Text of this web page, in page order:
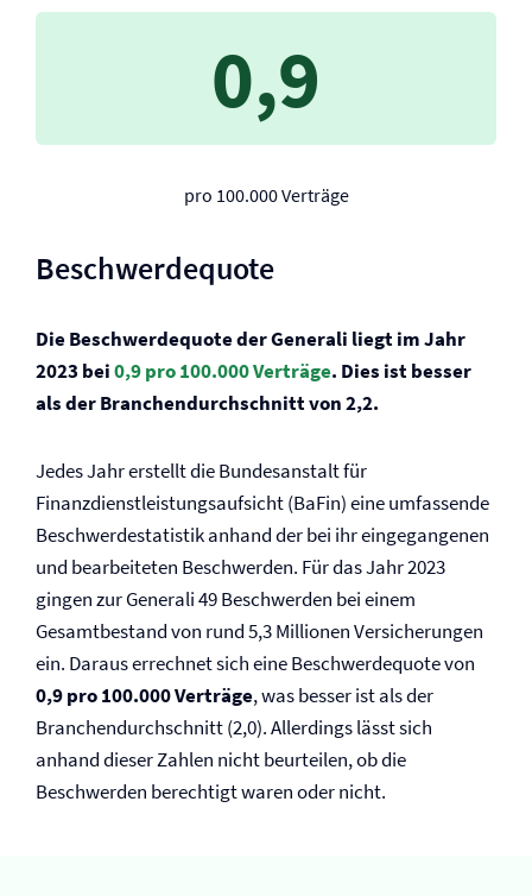
0,9
pro 100.000 Verträge
Beschwerdequote
Die Beschwerdequote der Generali liegt im Jahr
2023 bei0,9 pro 100.000 Verträge. Dies ist besser
als der Branchendurchschnitt von 2,2.
Jedes Jahr erstellt die Bundesanstalt für
Finanzdienstleistungsaufsicht (BaFin) eine umfassende
Beschwerdestatistik anhand der bei ihr eingegangenen
und bearbeiteten Beschwerden. Für das Jahr 2023
gingen zur Generali 49 Beschwerden bei einem
Gesamtbestand von rund 5,3 Millionen Versicherungen
ein. Daraus errechnet sich eine Beschwerdequote von
0,9 pro 100.000 Verträge, was besser ist als der
Branchendurchschnitt (2,0). Allerdings lässt sich
anhand dieser Zahlen nicht beurteilen, ob die
Beschwerden berechtigt waren oder nicht.